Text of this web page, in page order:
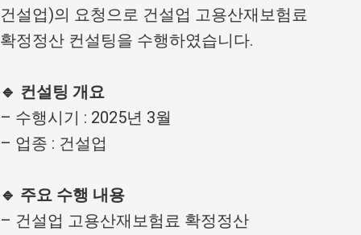
건설업)의 요청으로 건설업 고용산재보험료
확정정산 컨설팅을 수행하였습니다.
🔹 컨설팅 개요
– 수행시기 : 2025년 3월
– 업종 : 건설업
🔹 주요 수행 내용
– 건설업 고용산재보험료 확정정산